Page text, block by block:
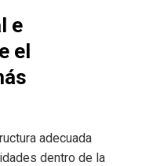
e
el
adecuada
dentro de la